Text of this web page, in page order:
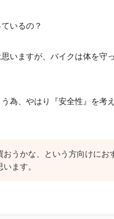
いるの？
いますが、バイクは体を守
為、やはり『安全性』を考
うかな、という方向けにお
ます。